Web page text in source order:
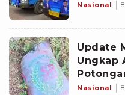
Nasional
Update
Ungkap
Juga
Nasional